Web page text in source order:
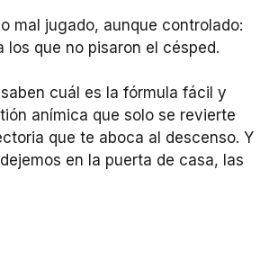
mal jugado, aunque controlado:
los que no pisaron el césped.
cuál es la fórmula fácil y
anímica que solo se revierte
que te aboca al descenso. Y
en la puerta de casa, las